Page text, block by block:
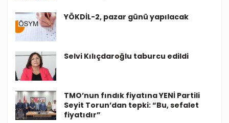
YÖKDİL-2, pazar günü yapılacak
Selvi Kılıçdaroğlu taburcu edildi
TMO’nun fındık fiyatına YENİ Partili
Seyit Torun’dan tepki: “Bu, sefalet
fiyatıdır”